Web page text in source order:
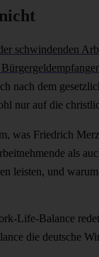
schwindenden
nach dem
nur auf die
was Friedrich
als
leisten, und
Life-Balance redet
die deutsche